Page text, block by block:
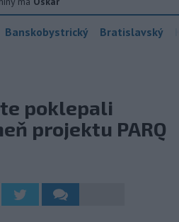
Banskobystrický Bratislavský
poklepali
projektu PARQ